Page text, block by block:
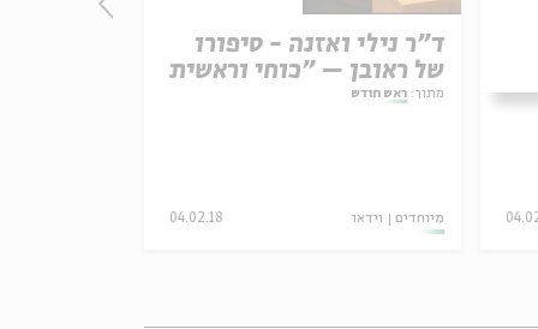
ד"ר נילי ואזנה - סיפורו
של ראובן – "כוחי וראשית
אוני"
מתוך: ראש חודש
מיוחדים וידאו 04.02.18